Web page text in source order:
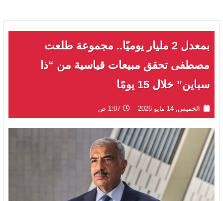
بمعدل 2 مليار يوميًا.. مجموعة طلعت
مصطفى تحقق مبيعات قياسية من “ذا
سباين” خلال 15 يومًا
الخميس, 14 مايو 2026 1:07 ص